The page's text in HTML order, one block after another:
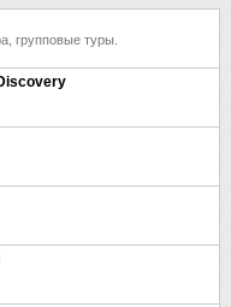
групповые туры.